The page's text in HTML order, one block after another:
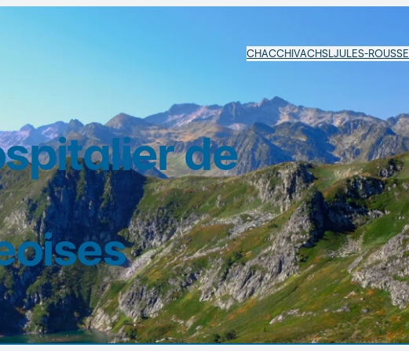
CHACCHIVACHSLJULES-ROUSSE
de